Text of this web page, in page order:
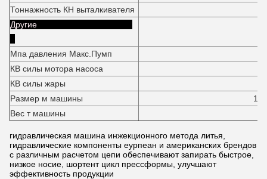
Тоннажность КН выталкивателя
Другие
Мпа давления Макс.Пумп
КВ силы мотора насоса
КВ силы жары
Размер м машины
Вес т машины
гидравлическая машина инжекционного метода литья,
гидравлические компоненты еурпеан и американских брендов
с различным расчетом цепи обеспечивают запирать быстрое,
низкое носие, шортент цикл прессформы, улучшают
эффективность продукции